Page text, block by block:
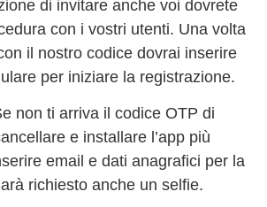
di invitare anche voi dovrete
con i vostri utenti. Una volta
il nostro codice dovrai inserire
per iniziare la registrazione.
non ti arriva il codice OTP di
e installare l’app più
email e dati anagrafici per la
richiesto anche un selfie.